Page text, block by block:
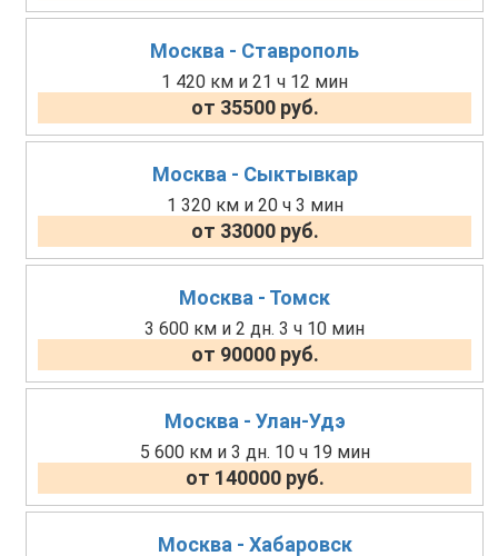
Москва - Ставрополь
1 420 км и 21 ч 12 мин
от 35500 руб.
Москва - Сыктывкар
1 320 км и 20 ч 3 мин
от 33000 руб.
Москва - Томск
3 600 км и 2 дн. 3 ч 10 мин
от 90000 руб.
Москва - Улан-Удэ
5 600 км и 3 дн. 10 ч 19 мин
от 140000 руб.
Москва - Хабаровск